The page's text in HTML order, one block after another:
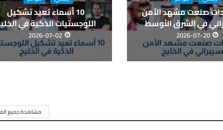
صنعت مشهد الأمن
في الشرق الأوسط
2026-07-20
10 أسماء تعيد تشكيل
اللوجستيات الذكية في
2026-07-02
مشاهدة جميع